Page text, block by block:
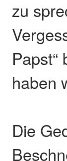
zu
haben
Die